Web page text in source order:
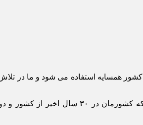
همسایه استفاده می شود و ما در
وی تصریح کرد: از طریق وزارت امور خارجه و گمرک تلاش بر این است تا با